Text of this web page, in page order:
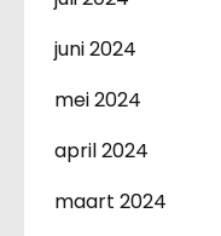
juni 2024
mei 2024
april 2024
maart 2024